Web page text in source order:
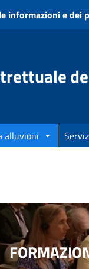
informazioni e
alluvioni